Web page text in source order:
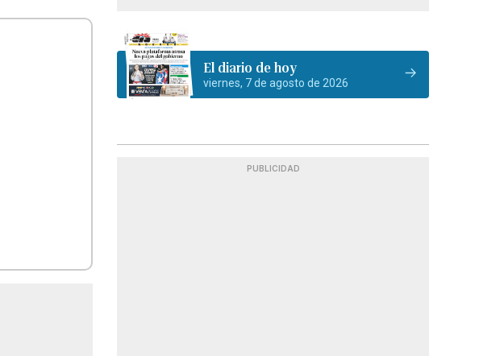
El diario de hoy
viernes, 7 de agosto de 2026
PUBLICIDAD